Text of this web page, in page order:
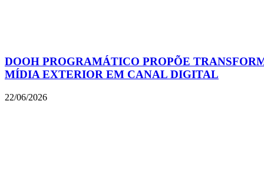
DOOH PROGRAMÁTICO PROPÕE
MÍDIA EXTERIOR EM CANAL DIGITAL
22/06/2026